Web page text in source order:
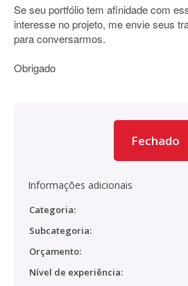
Se seu portfólio tem afinidade com
interesse no projeto, me envie seus
para conversarmos.
Obrigado
Fechado
Informações adicionais
Categoria:
Subcategoria:
Orçamento:
Nível de experiência: